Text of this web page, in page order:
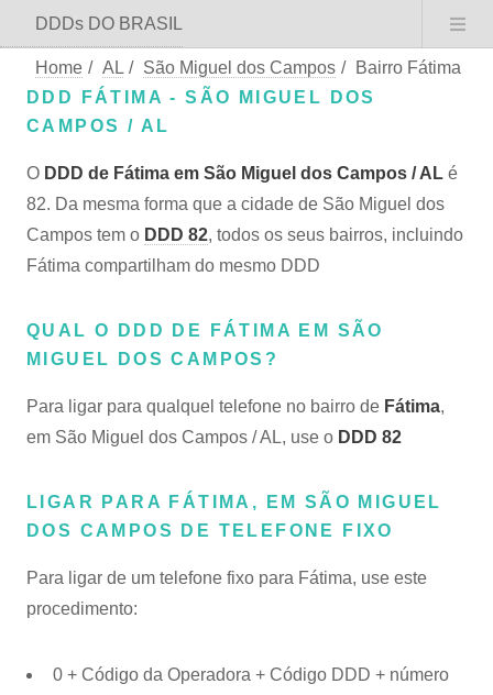
DDDs DO BRASIL
Home / AL / São Miguel dos Campos /
Bairro Fátima
DDD FÁTIMA - SÃO MIGUEL DOS
CAMPOS / AL
O DDD de Fátima em São Miguel dos Campos / AL é
82. Da mesma forma que a cidade de São Miguel dos
Campos tem o DDD 82, todos os seus bairros, incluindo
Fátima compartilham do mesmo DDD
QUAL O DDD DE FÁTIMA EM SÃO
MIGUEL DOS CAMPOS?
Para ligar para qualquel telefone no bairro de Fátima,
em São Miguel dos Campos / AL, use o DDD 82
LIGAR PARA FÁTIMA, EM SÃO MIGUEL
DOS CAMPOS DE TELEFONE FIXO
Para ligar de um telefone fixo para Fátima, use este
procedimento:
0 + Código da Operadora + Código DDD + número